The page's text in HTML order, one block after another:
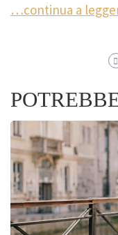
…continua a